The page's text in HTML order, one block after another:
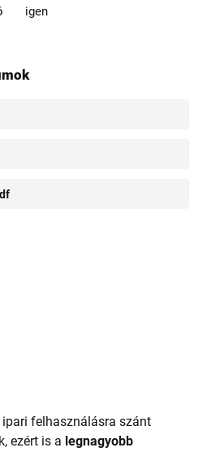
igen
felhasználásra szánt
ezért is a legnagyobb